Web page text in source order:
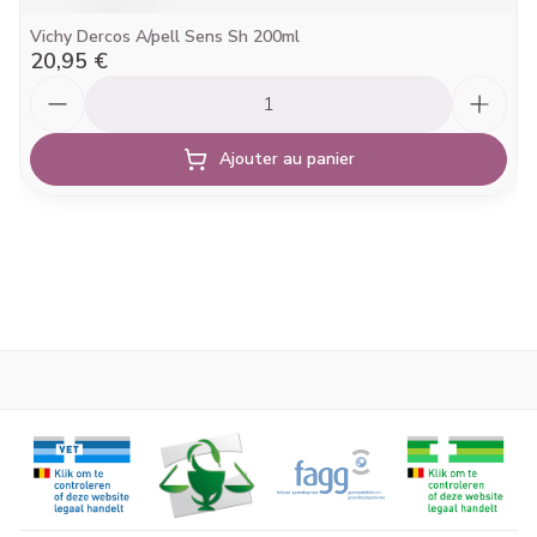
Vichy Dercos A/pell Sens Sh 200ml
20,95 €
Ajouter au panier